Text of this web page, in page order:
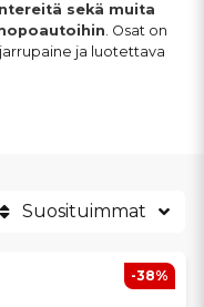
sekä muita
. Osat on
ja luotettava
First, Dué 2–3–6 sekä
Oikeilla osilla varmistat
ja korkean
Suosituimmat
-38%